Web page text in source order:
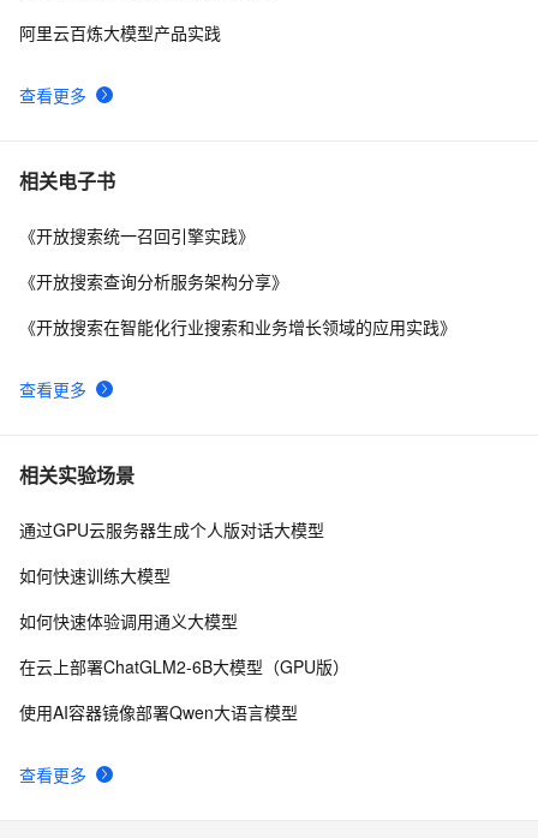
查看更多
阿里云百炼大模型产品实践
相关电子书
查看更多
《开放搜索统一召回引擎实践》
《开放搜索查询分析服务架构分享》
《开放搜索在智能化行业搜索和业务增长领域的应用实践》
相关实验场景
查看更多
通过GPU云服务器生成个人版对话大模型
如何快速训练大模型
如何快速体验调用通义大模型
在云上部署ChatGLM2-6B大模型（GPU版）
使用AI容器镜像部署Qwen大语言模型